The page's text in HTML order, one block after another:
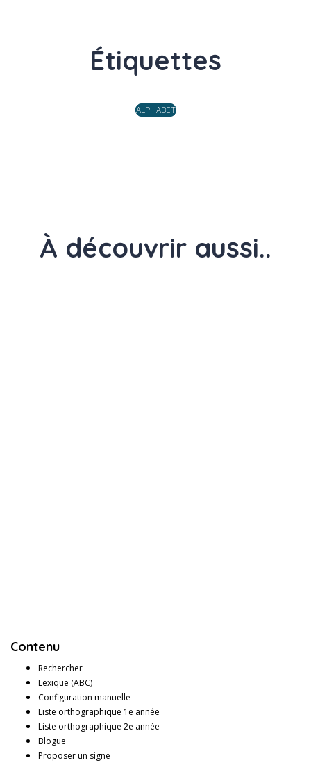
Étiquettes
ALPHABET
À découvrir aussi..
Contenu
Rechercher
Lexique (ABC)
Configuration manuelle
Liste orthographique 1e année
Liste orthographique 2e année
Blogue
Proposer un signe